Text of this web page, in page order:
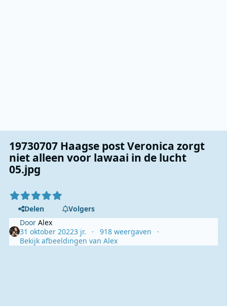
19730707 Haagse post Veronica zorgt
niet alleen voor lawaai in de lucht
05.jpg
Delen
Volgers
DoorAlex
31 oktober 20223 jr.
918 weergaven
Bekijk afbeeldingen van Alex